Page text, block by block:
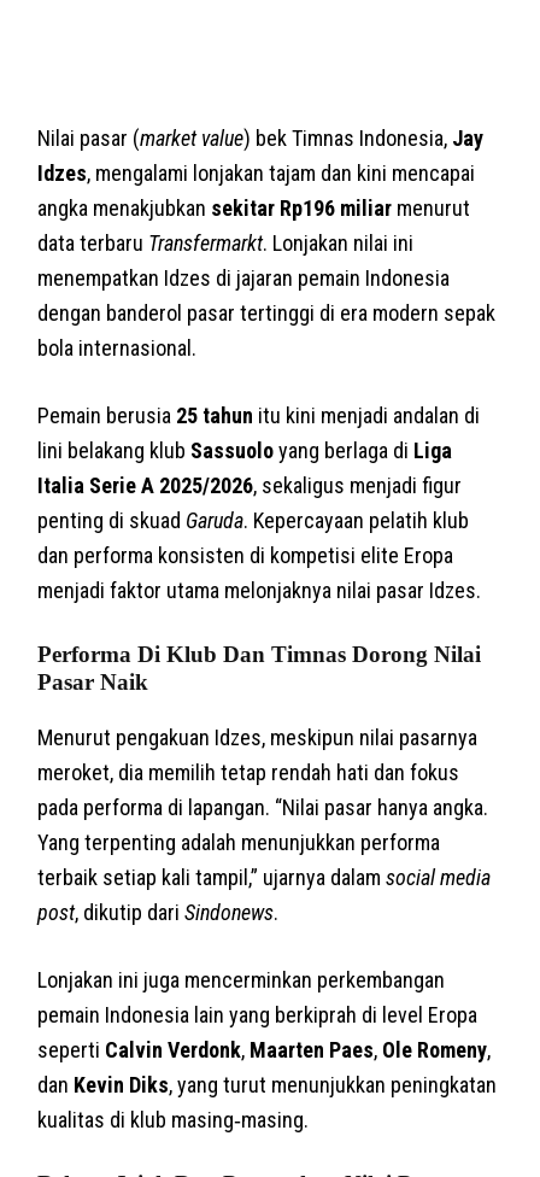
Nilai pasar (market value) bek Timnas Indonesia, Jay
Idzes, mengalami lonjakan tajam dan kini mencapai
angka menakjubkan sekitar Rp196 miliar menurut
data terbaru Transfermarkt. Lonjakan nilai ini
menempatkan Idzes di jajaran pemain Indonesia
dengan banderol pasar tertinggi di era modern sepak
bola internasional.
Pemain berusia 25 tahun itu kini menjadi andalan di
lini belakang klub Sassuoloyang berlaga di Liga
Italia Serie A 2025/2026, sekaligus menjadi figur
penting di skuad Garuda. Kepercayaan pelatih klub
dan performa konsisten di kompetisi elite Eropa
menjadi faktor utama melonjaknya nilai pasar Idzes.
Performa Di Klub Dan Timnas Dorong Nilai
Pasar Naik
Menurut pengakuan Idzes, meskipun nilai pasarnya
meroket, dia memilih tetap rendah hati dan fokus
pada performa di lapangan. “Nilai pasar hanya angka.
Yang terpenting adalah menunjukkan performa
terbaik setiap kali tampil,” ujarnya dalamsocial media
post, dikutip dariSindonews.
Lonjakan ini juga mencerminkan perkembangan
pemain Indonesia lain yang berkiprah di level Eropa
seperti Calvin Verdonk, Maarten Paes, Ole Romeny,
dan Kevin Diks, yang turut menunjukkan peningkatan
kualitas di klub masing‑masing.